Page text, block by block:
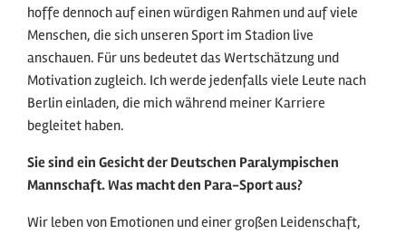
hoffe dennoch auf einen würdigen Rahmen und auf viele
Menschen, die sich unseren Sport im Stadion live
anschauen. Für uns bedeutet das Wertschätzung und
Motivation zugleich. Ich werde jedenfalls viele Leute nach
Berlin einladen, die mich während meiner Karriere
begleitet haben.
Sie sind ein Gesicht der Deutschen Paralympischen
Mannschaft. Was macht den Para-Sport aus?
Wir leben von Emotionen und einer großen Leidenschaft,